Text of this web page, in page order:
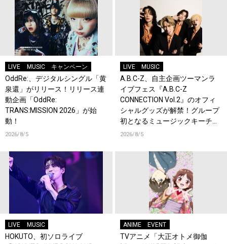
LIVE MUSIC キャンペーン
OddRe:、デジタルシングル「黄
泉還」がリリース！リリース連
動企画「OddRe:
TRANS:MISSION 2026」が始
動！
2026/8/5
LIVE MUSIC
A.B.C-Z、自主企画ツーマンラ
イブフェス『A.B.C-Z
CONNECTION Vol.2』のオフィ
シャルグッズが解禁！グループ
初となるミュージックキーチェ
ーンが登場！
2026/8/5
LIVE MUSIC
HOKUTO、初ソロライブ
ANIME EVENT
TVアニメ「大正オトメ御伽